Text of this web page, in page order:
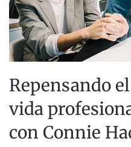
Repensando
vida
con Connie